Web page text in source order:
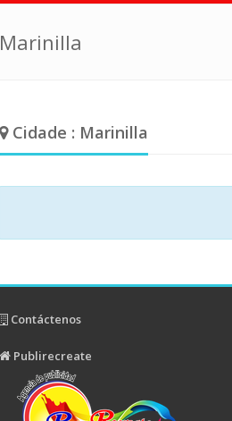
Marinilla
Cidade : Marinilla
Contáctenos
Publirecreate